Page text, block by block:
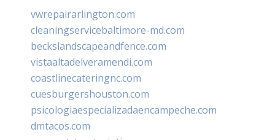
vwrepairarlington.com
cleaningservicebaltimore-md.com
beckslandscapeandfence.com
vistaaltadelveramendi.com
coastlinecateringnc.com
cuesburgershouston.com
psicologiaespecializadaencampeche.com
dmtacos.com